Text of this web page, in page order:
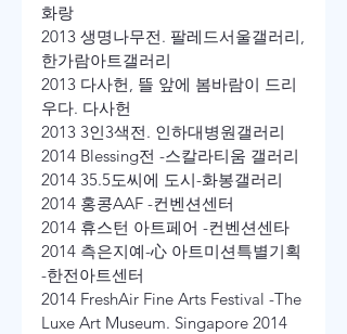
화랑
2013 생명나무전. 팔레드서울갤러리,
한가람아트갤러리
2013 다사헌, 뜰 앞에 봄바람이 드리
우다. 다사헌
2013 3인3색전. 인하대병원갤러리
2014 Blessing전 -스칼라티움 갤러리
2014 35.5도씨에 도시-화봉갤러리
2014 홍콩AAF -컨벤션센터
2014 휴스턴 아트페어 -컨벤션센타
2014 측은지예-心 아트미션특별기획
-한전아트센터
2014 FreshAir Fine Arts Festival -The
Luxe Art Museum. Singapore 2014